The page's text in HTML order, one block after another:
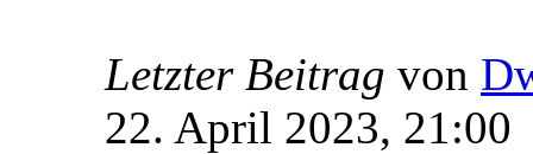
Letzter Beitrag von
22. April 2023, 21:00